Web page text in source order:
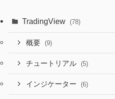
TradingView (78)
概要 (9)
チュートリアル (5)
インジケーター (6)